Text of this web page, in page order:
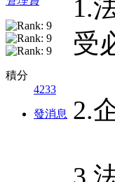
積分
4233
發消息
1.
受
2.